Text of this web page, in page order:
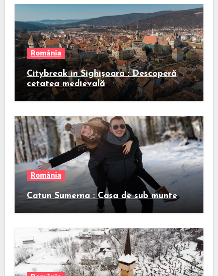
România
Citybreak in Sighișoara : Descoperă
cetatea medievală
România
Catun Sumerna : Casa de sub munte